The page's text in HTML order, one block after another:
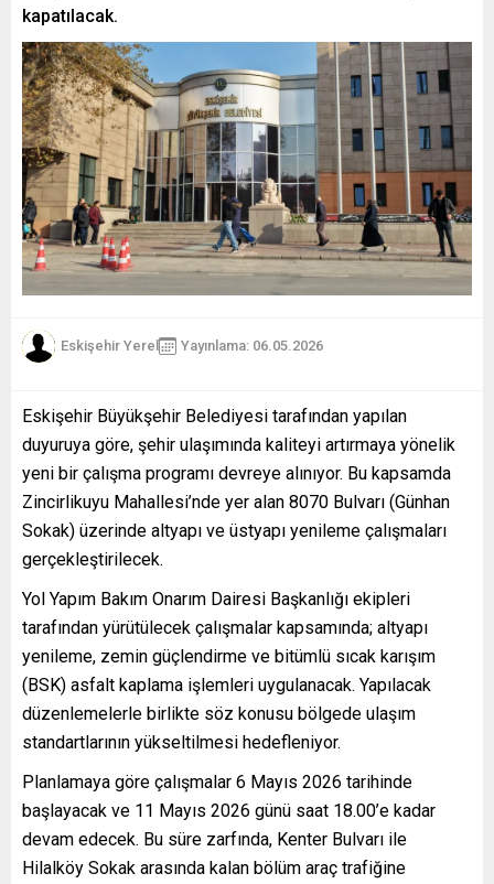
kapatılacak.
Eskişehir Yerel Yayınlama: 06.05.2026
Eskişehir Büyükşehir Belediyesi tarafından yapılan
duyuruya göre, şehir ulaşımında kaliteyi artırmaya yönelik
yeni bir çalışma programı devreye alınıyor. Bu kapsamda
Zincirlikuyu Mahallesi’nde yer alan 8070 Bulvarı (Günhan
Sokak) üzerinde altyapı ve üstyapı yenileme çalışmaları
gerçekleştirilecek.
Yol Yapım Bakım Onarım Dairesi Başkanlığı ekipleri
tarafından yürütülecek çalışmalar kapsamında; altyapı
yenileme, zemin güçlendirme ve bitümlü sıcak karışım
(BSK) asfalt kaplama işlemleri uygulanacak. Yapılacak
düzenlemelerle birlikte söz konusu bölgede ulaşım
standartlarının yükseltilmesi hedefleniyor.
Planlamaya göre çalışmalar 6 Mayıs 2026 tarihinde
başlayacak ve 11 Mayıs 2026 günü saat 18.00’e kadar
devam edecek. Bu süre zarfında, Kenter Bulvarı ile
Hilalköy Sokak arasında kalan bölüm araç trafiğine